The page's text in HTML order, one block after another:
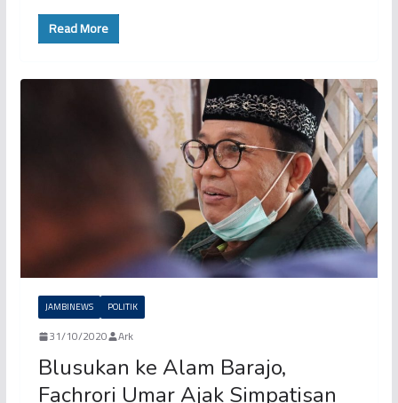
Read More
JAMBINEWS POLITIK
31/10/2020 Ark
Blusukan ke Alam Barajo,
Fachrori Umar Ajak Simpatisan